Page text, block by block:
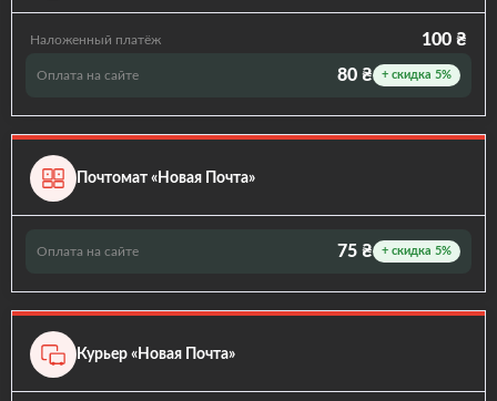
Наложенный платёж 100 ₴
Оплата на сайте 80 ₴ + скидка 5%
Почтомат «Новая Почта»
Оплата на сайте 75 ₴ + скидка 5%
Курьер «Новая Почта»